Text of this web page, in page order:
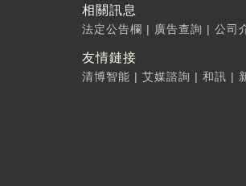
相關訊息
法定公告欄 | 廣告查詢 | 公司
友情鏈接
清博智能 | 艾媒諮詢 | 和訊 |